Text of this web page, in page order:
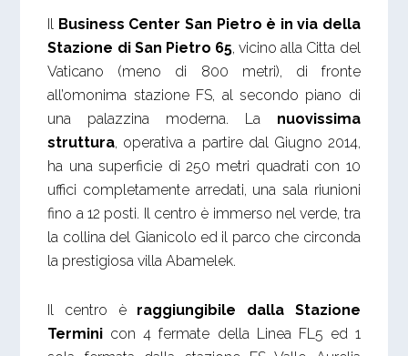
Il Business Center San Pietro è in via della
Stazione di San Pietro 65, vicino alla Citta del
Vaticano (meno di 800 metri), di fronte
all’omonima stazione FS, al secondo piano di
una palazzina moderna. Lanuovissima
struttura, operativa a partire dal Giugno 2014,
ha una superficie di 250 metri quadrati con 10
uffici completamente arredati, una sala riunioni
fino a 12 posti. Il centro è immerso nel verde, tra
la collina del Gianicolo ed il parco che circonda
la prestigiosa villa Abamelek.
Il centro è raggiungibile dalla Stazione
Termini con 4 fermate della Linea FL5 ed 1